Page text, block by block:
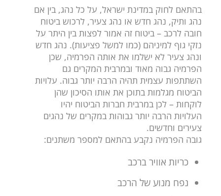
בהתאם לחוק במדינת ישראל, על כל נהג, בין אם
נהג ותיק, נהג חדש או נהג צעיר, לרכוש ביטוח
חובה לרכב – ביטוח זה אמור לפצות בין היתר על
נזקי גוף למיניהם (כמו למשל פציעות). נהג חדש
ונהג צעיר לא ישלמו את אותה הפרמיה, שכן
הפרמיה גבוה מאוד ובמרבית המקרים גם
השתתפות עצמית תהיה הרבה יותר גבוה. עלויות
הביטוח מגלמות בתוכן את אותו הסיכון שהן
לוקחות – לכן במרבית חברות הביטוח יהיו
העלויות הרבה יותר גבוהות במקרים של נהגים
צעירים וחדשים.
גובה הפרמיה נקבע בהתאם למספר משתנים:
כריות אוויר ברכב
נפח מנוע של הרכב